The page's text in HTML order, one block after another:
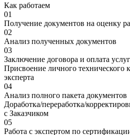
Как работаем
01
Получение документов на оценку
02
Анализ полученных документов
03
Заключение договора и оплата услуг
Присвоение личного технического
эксперта
04
Анализ полного пакета документов
Доработка/переработка/
с Заказчиком
05
Работа с экспертом по